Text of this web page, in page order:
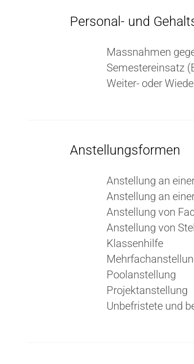
Personal- und
Massnahmen
Semestereinsatz
Weiter- oder
Anstellungsformen
Anstellung an
Anstellung an
Anstellung von
Anstellung von
Klassenhilfe
Poolanstellung
Projektanstellung
Unbefristete und